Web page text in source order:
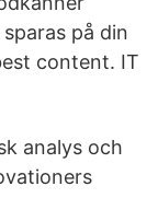
på din
content. IT
analys och